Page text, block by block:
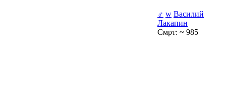
♂ w Василий
Лакапин
Смрт: ~ 985